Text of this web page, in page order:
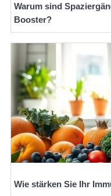
Warum sind
Booster?
Wie stärken Sie Ihr